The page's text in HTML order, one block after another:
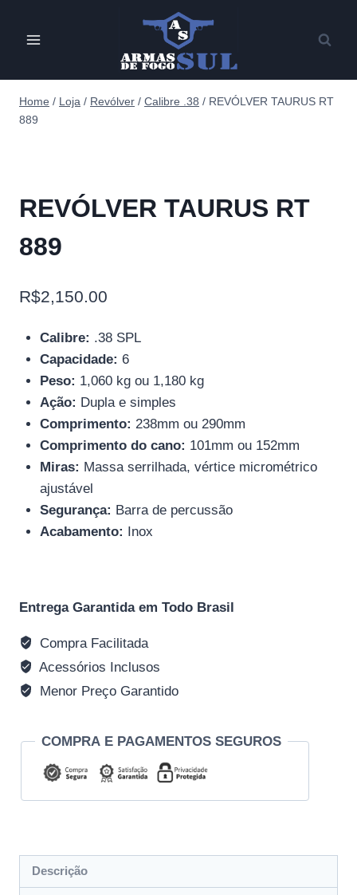
Home / Loja / Revólver / Calibre .38 / REVÓLVER TAURUS RT
889
REVÓLVER TAURUS RT
889
R$2,150.00
Calibre: .38 SPL
Capacidade: 6
Peso: 1,060 kg ou 1,180 kg
Ação: Dupla e simples
Comprimento: 238mm ou 290mm
Comprimento do cano: 101mm ou 152mm
Miras: Massa serrilhada, vértice micrométrico
ajustável
Segurança: Barra de percussão
Acabamento: Inox
Entrega Garantida em Todo Brasil
Compra Facilitada
Acessórios Inclusos
Menor Preço Garantido
COMPRA E PAGAMENTOS SEGUROS
Descrição